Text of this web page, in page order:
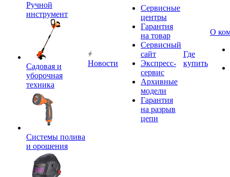
Ручной
инструмент
Садовая и
уборочная
техника
Системы полива
и орошения
Новости
Сервисные
центры
Гарантия
на товар
Сервисный
сайт
Экспресс-
сервис
Архивные
модели
Гарантия
на разрыв
цепи
Где
купить
О